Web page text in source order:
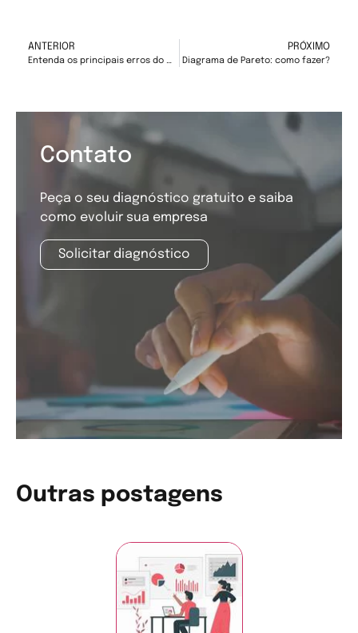
ANTERIOR
Entenda os principais erros do Marketing Digital
PRÓXIMO
Diagrama de Pareto: como fazer?
Contato
Peça o seu diagnóstico gratuito e saiba
como evoluir sua empresa
Solicitar diagnóstico
Outras postagens